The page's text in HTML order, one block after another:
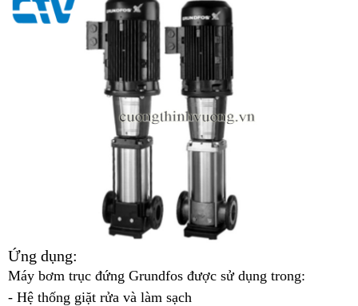
Ứng dụng:
Máy bơm trục đứng Grundfos được sử dụng trong:
- Hệ thống giặt rửa và làm sạch